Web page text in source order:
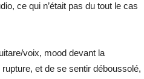
ce qui n’était pas du tout le cas
voix, mood devant la
et de se sentir déboussolé,